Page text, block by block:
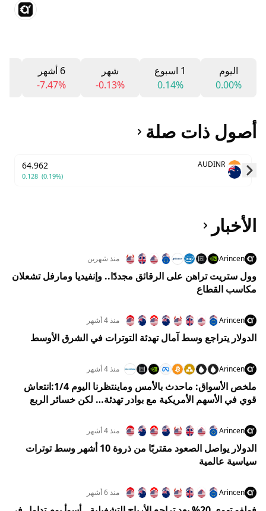
اليوم
0.00%
1 اسبوع
0.14%
شهر
-0.13%
6 أشهر
-7.47%
أصول ذات صلة
AUDINR
64.962
0.128 (0.19%)
الأخبار
Arincen منذ شهرين
وول ستريت تراهن على الرقائق مجددًا.. وإنفيديا ومارفل تشعلان
مكاسب القطاع
Arincen منذ 4 أشهر
الدولار يتراجع وسط آمال تهدئة التوترات في الشرق الأوسط
Arincen منذ 4 أشهر
ملخص الأسواق: ماحدث بالأمس وماينتظرنا اليوم 1/4:انتعاش
قوي في الأسهم الأمريكية مع بوادر تهدئة… لكن خسائر الربع
Arincen منذ 4 أشهر
الدولار يواصل الصعود مقتربًا من ذروة 10 أشهر وسط توترات
سياسية عالمية
Arincen منذ 6 أشهر